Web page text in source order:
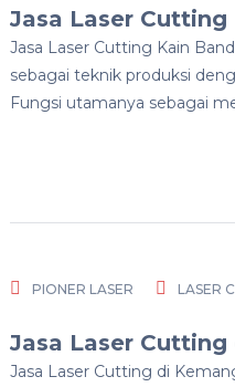
Jasa Laser
Jasa Laser Cutting Kain
sebagai teknik produksi
Fungsi utamanya sebagai
PIONER LASER LASER
Jasa Laser
Jasa Laser Cutting di